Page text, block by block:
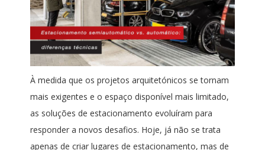
À medida que os projetos arquitetónicos se tornam
mais exigentes e o espaço disponível mais limitado,
as soluções de estacionamento evoluíram para
responder a novos desafios. Hoje, já não se trata
apenas de criar lugares de estacionamento, mas de